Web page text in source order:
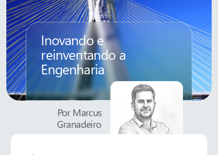
Inovando e
reinventando a
Engenharia
Por Marcus
Granadeiro